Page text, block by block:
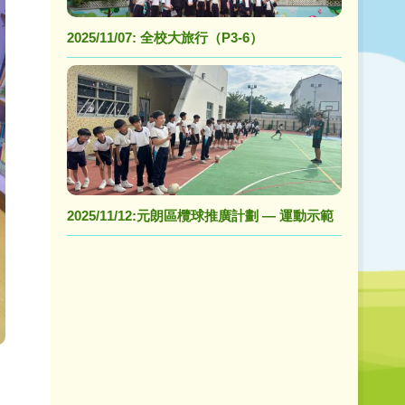
2025/11/07: 全校大旅行（P3-6）
2025/11/12:元朗區欖球推廣計劃 — 運動示範